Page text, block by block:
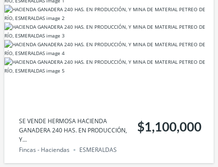
SE VENDE HERMOSA HACIENDA
GANADERA 240 HAS. EN PRODUCCIÓN,
Y...
$1,100,000
Fincas - Haciendas ESMERALDAS